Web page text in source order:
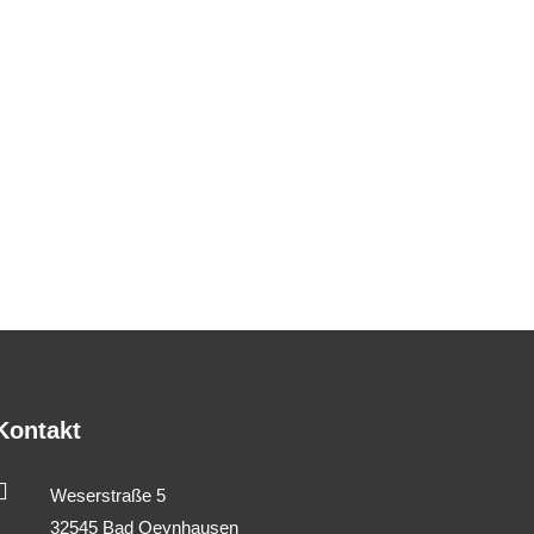
Weserstraße 5
32545 Bad Oeynhausen